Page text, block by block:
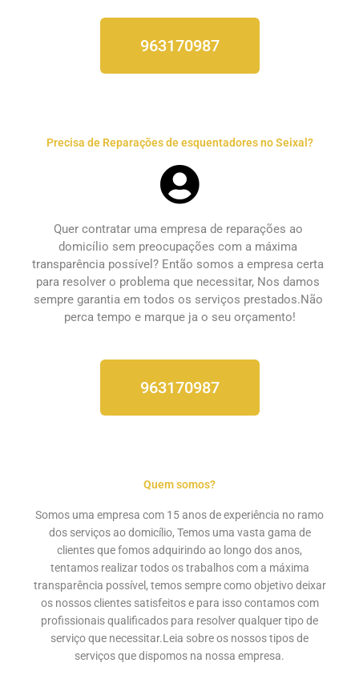
963170987
Precisa de Reparações de esquentadores no Seixal?
Quer contratar uma empresa de reparações ao
domicílio sem preocupações com a máxima
transparência possível? Então somos a empresa certa
para resolver o problema que necessitar, Nos damos
sempre garantia em todos os serviços prestados.Não
perca tempo e marque ja o seu orçamento!
963170987
Quem somos?
Somos uma empresa com 15 anos de experiência no ramo
dos serviços ao domicílio, Temos uma vasta gama de
clientes que fomos adquirindo ao longo dos anos,
tentamos realizar todos os trabalhos com a máxima
transparência possível, temos sempre como objetivo deixar
os nossos clientes satisfeitos e para isso contamos com
profissionais qualificados para resolver qualquer tipo de
serviço que necessitar.Leia sobre os nossostipos de
serviçosque dispomos na nossa empresa.